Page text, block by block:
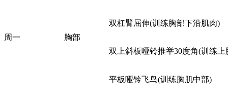
周一 胸部
双杠臂屈伸(训练胸部下沿肌肉)
双上斜板哑铃推举30度角(训练上
平板哑铃飞鸟(训练胸肌中部)